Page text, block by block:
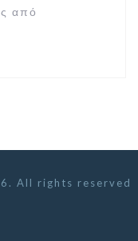
από
All rights reserved